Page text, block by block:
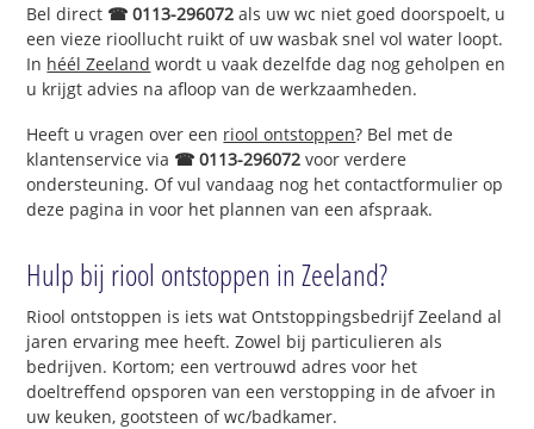
Bel direct ☎ 0113-296072 als uw wc niet goed doorspoelt, u
een vieze rioollucht ruikt of uw wasbak snel vol water loopt.
In héél Zeeland wordt u vaak dezelfde dag nog geholpen en
u krijgt advies na afloop van de werkzaamheden.
Heeft u vragen over een riool ontstoppen? Bel met de
klantenservice via ☎ 0113-296072 voor verdere
ondersteuning. Of vul vandaag nog het contactformulier op
deze pagina in voor het plannen van een afspraak.
Hulp bij riool ontstoppen in Zeeland?
Riool ontstoppen is iets wat Ontstoppingsbedrijf Zeeland al
jaren ervaring mee heeft. Zowel bij particulieren als
bedrijven. Kortom; een vertrouwd adres voor het
doeltreffend opsporen van een verstopping in de afvoer in
uw keuken, gootsteen of wc/badkamer.